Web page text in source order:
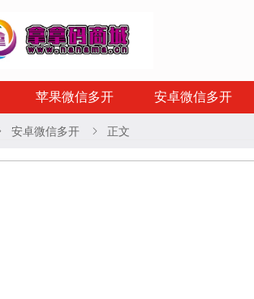
苹果微信多开 安卓微信多开
安卓微信多开  正文